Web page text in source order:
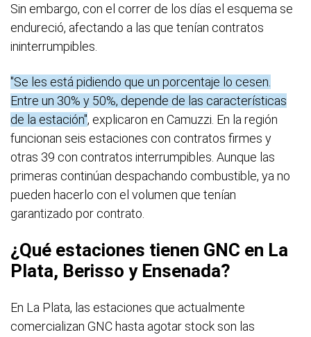
Sin embargo, con el correr de los días el esquema se
endureció, afectando a las que tenían contratos
ininterrumpibles.
"Se les está pidiendo que un porcentaje lo cesen.
Entre un 30% y 50%, depende de las características
de la estación", explicaron en Camuzzi. En la región
funcionan seis estaciones con contratos firmes y
otras 39 con contratos interrumpibles. Aunque las
primeras continúan despachando combustible, ya no
pueden hacerlo con el volumen que tenían
garantizado por contrato.
¿Qué estaciones tienen GNC en La
Plata, Berisso y Ensenada?
En La Plata, las estaciones que actualmente
comercializan GNC hasta agotar stock son las